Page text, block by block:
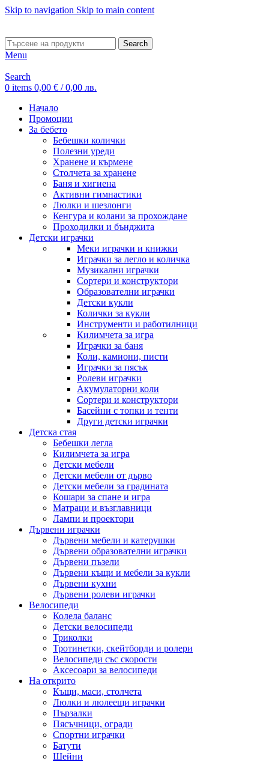
Skip to navigation Skip to main content
Search
Menu
Search
0 items 0,00 € / 0,00 лв.
Начало
Промоции
За бебето
Бебешки колички
Полезни уреди
Хранене и кърмене
Столчета за хранене
Баня и хигиена
Активни гимнастики
Люлки и шезлонги
Кенгура и колани за прохождане
Проходилки и бънджита
Детски играчки
Меки играчки и книжки
Играчки за легло и количка
Музикални играчки
Сортери и конструктори
Образователни играчки
Детски кукли
Колички за кукли
Инструменти и работилници
Килимчета за игра
Играчки за баня
Коли, камиони, писти
Играчки за пясък
Ролеви играчки
Акумулаторни коли
Сортери и конструктори
Басейни с топки и тенти
Други детски играчки
Детска стая
Бебешки легла
Килимчета за игра
Детски мебели
Детски мебели от дърво
Детски мебели за градината
Кошари за спане и игра
Матраци и възглавници
Лампи и проектори
Дървени играчки
Дървени мебели и катерушки
Дървени образователни играчки
Дървени пъзели
Дървени къщи и мебели за кукли
Дървени кухни
Дървени ролеви играчки
Велосипеди
Колела баланс
Детски велосипеди
Триколки
Тротинетки, скейтборди и ролери
Велосипеди със скорости
Аксесоари за велосипеди
На открито
Къщи, маси, столчета
Люлки и люлеещи играчки
Пързалки
Пясъчници, огради
Спортни играчки
Батути
Шейни